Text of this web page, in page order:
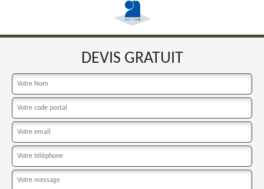
DEVIS GRATUIT